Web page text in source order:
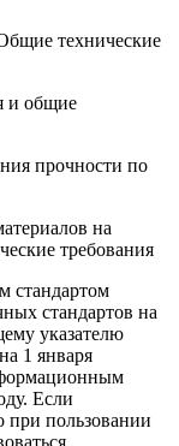
технические
и общие
прочности по
на
требования
стандартом
стандартов на
указателю
1 января
Если
при пользовании